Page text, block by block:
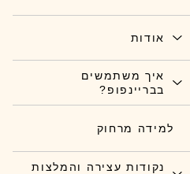
אודות
איך משתמשים
בבריינפופ?
למידה מרחוק
נקודות עצירה והמלצות